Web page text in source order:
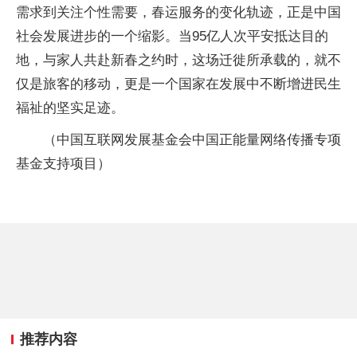
需求到关注个性需要，春运服务的变化轨迹，正是中国
社会发展进步的一个缩影。当95亿人次平安抵达目的
地，与家人共赴新春之约时，这场迁徙所承载的，就不
仅是旅客的移动，更是一个国家在发展中不断增进民生
福祉的坚实足迹。
（中国互联网发展基金会中国正能量网络传播专项
基金支持项目）
推荐内容